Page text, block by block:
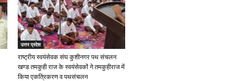
उत्तर प्रदेश
राष्ट्रीय स्वयंसेवक संघ कुशीनगर पथ संचलन
खण्ड तमकुही राज के स्वयंसेवकों ने तमकुहीराज में
किया एकत्रिकरण व पथसंचलन